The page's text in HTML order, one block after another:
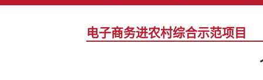
电子商务进农村综合示范项目